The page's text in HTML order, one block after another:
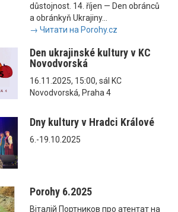
důstojnost. 14. říjen — Den obránců
a obránkyň Ukrajiny...
→ Читати на Porohy.cz
Den ukrajinské kultury v KC
Novodvorská
16.11.2025, 15:00, sál KC
Novodvorská, Praha 4
Dny kultury v Hradci Králové
6.-19.10.2025
Porohy 6.2025
Віталій Портников про атентат на